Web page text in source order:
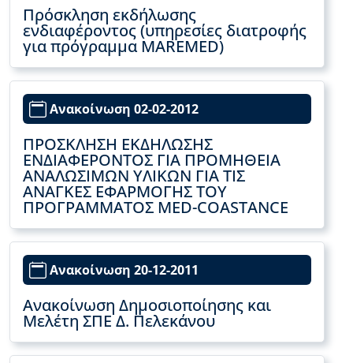
Πρόσκληση εκδήλωσης
ενδιαφέροντος (υπηρεσίες διατροφής
για πρόγραμμα MAREMED)
Ανακοίνωση 02-02-2012
ΠΡΟΣΚΛΗΣΗ ΕΚΔΗΛΩΣΗΣ
ΕΝΔΙΑΦΕΡΟΝΤΟΣ ΓΙΑ ΠΡΟΜΗΘΕΙΑ
ΑΝΑΛΩΣΙΜΩΝ ΥΛΙΚΩΝ ΓΙΑ ΤΙΣ
ΑΝΑΓΚΕΣ ΕΦΑΡΜΟΓΗΣ ΤΟΥ
ΠΡΟΓΡΑΜΜΑΤΟΣ MED-COASTANCE
Ανακοίνωση 20-12-2011
Ανακοίνωση Δημοσιοποίησης και
Μελέτη ΣΠΕ Δ. Πελεκάνου